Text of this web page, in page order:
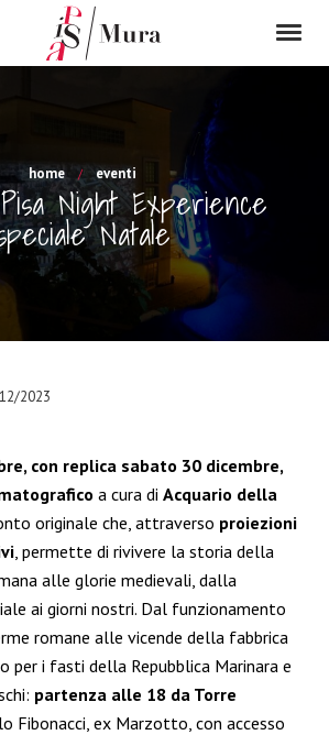
home eventi
Night Experience
Natale
2023
con replica sabato 30 dicembre,
a cura di Acquario della
originale che, attraverso proiezioni
, permette di rivivere la storia della
alle glorie medievali, dalla
ai giorni nostri. Dal funzionamento
romane alle vicende della fabbrica
per i fasti della Repubblica Marinara e
partenza alle 18 da Torre
Fibonacci, ex Marzotto, con accesso